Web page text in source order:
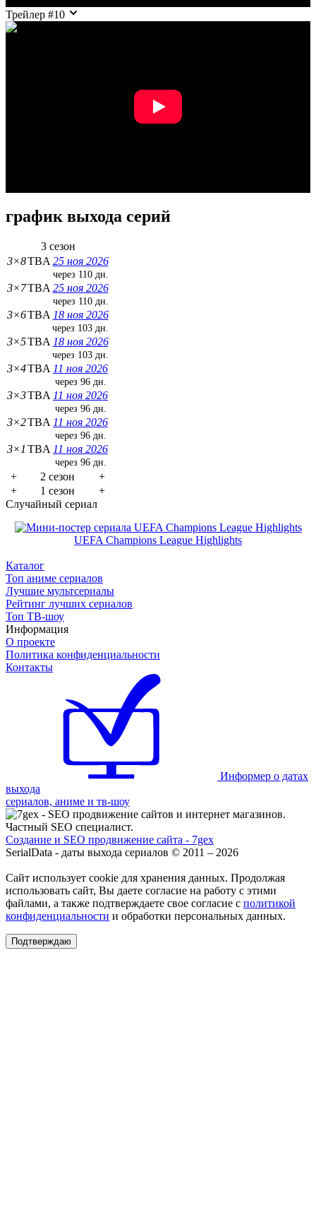
Трейлер #10
график выхода серий
3 сезон
3×8TBA25 ноя 2026
через 110 дн.
3×7TBA25 ноя 2026
через 110 дн.
3×6TBA18 ноя 2026
через 103 дн.
3×5TBA18 ноя 2026
через 103 дн.
3×4TBA11 ноя 2026
через 96 дн.
3×3TBA11 ноя 2026
через 96 дн.
3×2TBA11 ноя 2026
через 96 дн.
3×1TBA11 ноя 2026
через 96 дн.
+ 2 сезон
+
+
1 сезон
+
Случайный сериал
UEFA Champions League Highlights
Каталог
Топ аниме сериалов
Лучшие мультсериалы
Рейтинг лучших сериалов
Топ ТВ-шоу
Информация
О проекте
Политика конфиденциальности
Контакты
Информер о датах
выхода
сериалов, аниме и тв-шоу
Создание и SEO продвижение сайта - 7gex
SerialData - даты выхода сериалов © 2011 – 2026
Сайт использует cookie для хранения данных. Продолжая
использовать сайт, Вы даете согласие на работу с этими
файлами, а также подтверждаете свое согласие с политикой
конфиденциальности и обработки персональных данных.
Подтверждаю